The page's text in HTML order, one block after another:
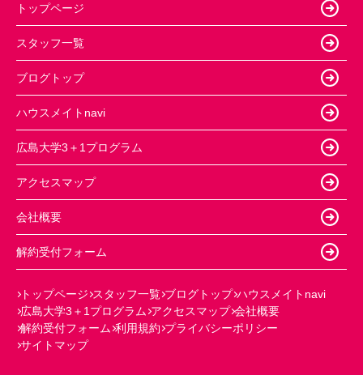
トップページ
スタッフ一覧
ブログトップ
ハウスメイトnavi
広島大学3＋1プログラム
アクセスマップ
会社概要
解約受付フォーム
トップページ スタッフ一覧 ブログトップ ハウスメイトnavi
広島大学3＋1プログラム アクセスマップ 会社概要
解約受付フォーム 利用規約 プライバシーポリシー
サイトマップ